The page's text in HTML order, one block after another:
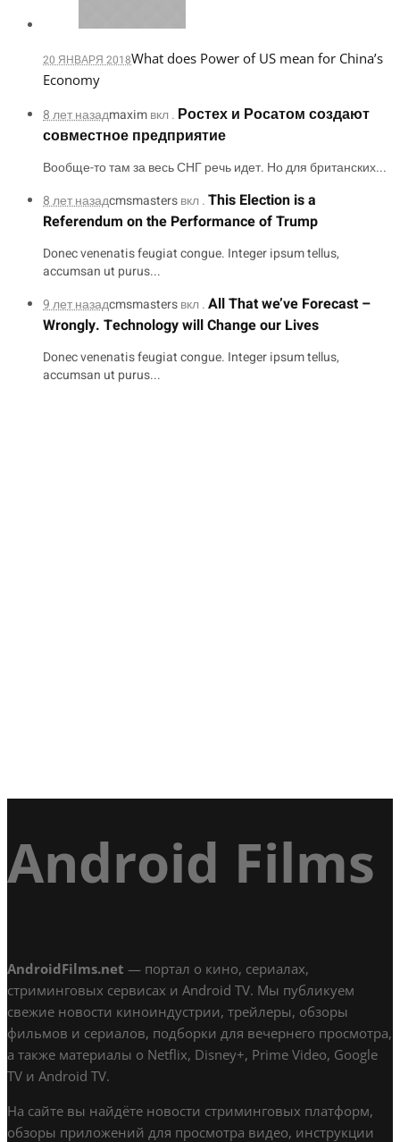
20 ЯНВАРЯ 2018What does Power of US mean for China’s
Economy
8 лет назадmaximвкл . Ростех и Росатом создают
совместное предприятие
Вообще-то там за весь СНГ речь идет. Но для британских...
8 лет назадcmsmastersвкл .This Election is a
Referendum on the Performance of Trump
Donec venenatis feugiat congue. Integer ipsum tellus,
accumsan ut purus...
9 лет назадcmsmastersвкл .All That we’ve Forecast –
Wrongly. Technology will Change our Lives
Donec venenatis feugiat congue. Integer ipsum tellus,
accumsan ut purus...
Android Films
AndroidFilms.net — портал о кино, сериалах,
стриминговых сервисах и Android TV. Мы публикуем
свежие новости киноиндустрии, трейлеры, обзоры
фильмов и сериалов, подборки для вечернего просмотра,
а также материалы о Netflix, Disney+, Prime Video, Google
TV и Android TV.
На сайте вы найдёте новости стриминговых платформ,
обзоры приложений для просмотра видео, инструкции